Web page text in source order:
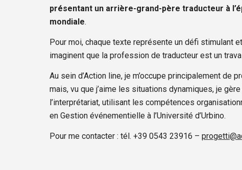
présentant un arrière-grand-père traducteur à
mondiale.
Pour moi, chaque texte représente un défi stimulant
imaginent que la profession de traducteur est un
Au sein d’Action line, je m’occupe principalement de
mais, vu que j’aime les situations dynamiques, je
l’interprétariat, utilisant les compétences
en Gestion événementielle à l’Université d’Urbino.
Pour me contacter : tél. +39 0543 23916 –